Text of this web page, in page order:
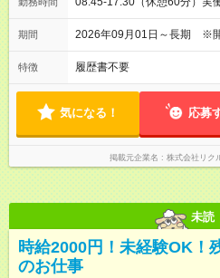
期間 2026年09月01日～長期 ※
特徴 履歴書不要
気になる！ 応募
掲載元企業名 株式会社リク
未読
時給2000円！未経験OK！
のお仕事